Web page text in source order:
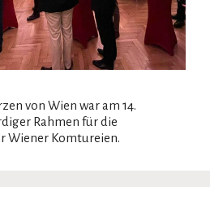
von Wien war am 14.
Rahmen für die
Wiener Komtureien.